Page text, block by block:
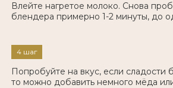
Влейте нагретое молоко. Снова
блендера примерно 1-2 минуты, до
Попробуйте на вкус, если сладости
то можно добавить немного мёда
4 шаг